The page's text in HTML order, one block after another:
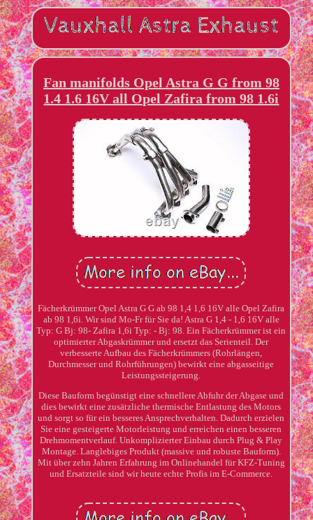
Fan manifolds Opel Astra G G from 98
1.4 1.6 16V all Opel Zafira from 98 1.6i
Fächerkrümmer Opel Astra G G ab 98 1,4 1,6 16V alle Opel Zafira
ab 98 1,6i. Wir sind Mo-Fr für Sie da! Astra G 1,4 - 1,6 16V alle
Typ: G Bj: 98- Zafira 1,6i Typ: - Bj: 98. Ein Fächerkrümmer ist ein
optimierter Abgaskrümmer und ersetzt das Serienteil. Der
verbesserte Aufbau des Fächerkrümmers (Rohrlängen,
Durchmesser und Rohrführungen) bewirkt eine abgasseitige
Leistungssteigerung.
Diese Bauform begünstigt eine schnellere Abfuhr der Abgase und
dies bewirkt eine zusätzliche thermische Entlastung des Motors
und sorgt so für ein besseres Ansprechverhalten. Dadurch erzielen
Sie eine gesteigerte Motorleistung und erreichen einen besseren
Drehmomentverlauf. Unkomplizierter Einbau durch Plug & Play
Montage. Langlebiges Produkt (massive und robuste Bauform).
Mit über zehn Jahren Erfahrung im Onlinehandel für KFZ-Tuning
und Ersatzteile sind wir heute echte Profis im E-Commerce.